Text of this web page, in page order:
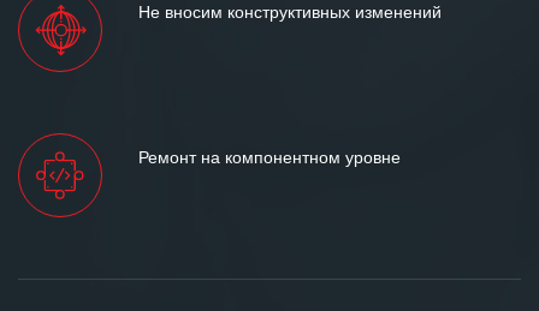
Не вносим конструктивных изменений
Ремонт на компонентном уровне